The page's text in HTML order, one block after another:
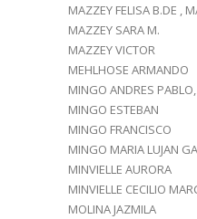
MAZZEY FELISA B.DE ,
MAZZEY SARA M.
MAZZEY VICTOR
MEHLHOSE ARMANDO
MINGO ANDRES
MINGO ESTEBAN
MINGO FRANCISCO
MINGO MARIA LUJAN
MINVIELLE AURORA
MINVIELLE CECILIO
MOLINA JAZMILA